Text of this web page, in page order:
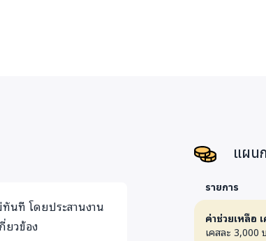
ก และแม้แต่เงินช่วย
ครัวไม่เหลือผู้นำหลัก และ
านศพ ซึ่งองค์ประกอบ
นที โดยประสานงาน
ยวข้อง
แผน
รายการ
ค่าช่วยเหลือ
เคสละ 3,000